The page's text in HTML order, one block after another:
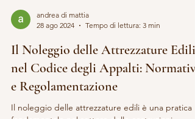
28 ago 2024
Tempo di lettura: 3 min
Il Noleggio delle Attrezzature Edili
nel Codice degli Appalti: Normative
e Regolamentazione